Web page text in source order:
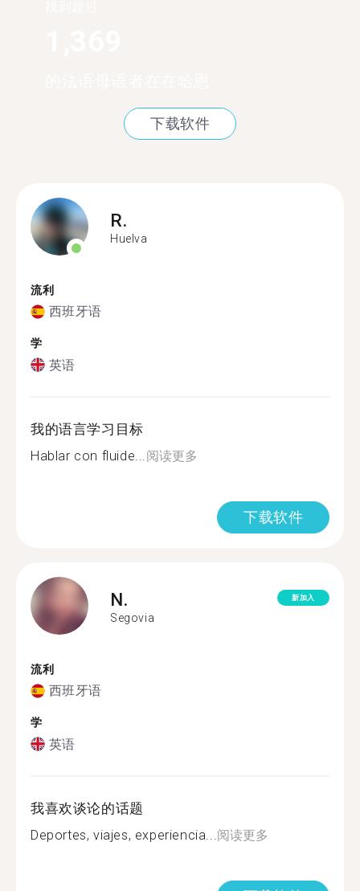
下载软件
R.
Huelva
流利
西班牙语
学
英语
我的语言学习目标
Hablar con fluide... 阅读更多
下载软件
N.
Segovia
新加入
流利
西班牙语
学
英语
我喜欢谈论的话题
Deportes, viajes, experiencia... 阅读更多